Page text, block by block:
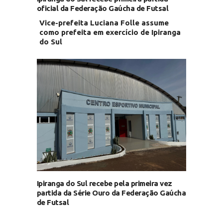
oficial da Federação Gaúcha de Futsal
Vice-prefeita Luciana Folle assume
como prefeita em exercício de Ipiranga
do Sul
Ipiranga do Sul recebe pela primeira vez
partida da Série Ouro da Federação Gaúcha
de Futsal